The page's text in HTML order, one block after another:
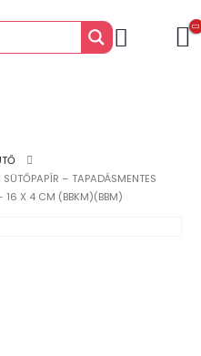
SÜTŐPAPÍR – TAPADÁSMENTES
16 X 4 CM (BBKM)(BBM)